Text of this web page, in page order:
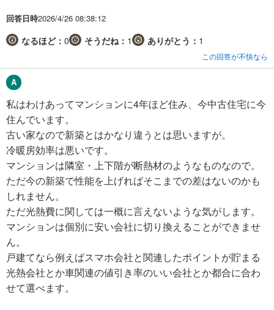
回答日時2026/4/26 08:38:12
なるほど： 0 そうだね： 1 ありがとう： 1
この回答が不快なら
私はわけあってマンションに4年ほど住み、今中古住宅に今
住んでいます。
古い家なので新築とはかなり違うとは思いますが。
冷暖房効率は悪いです。
マンションは隣室・上下階が断熱材のようなものなので。
ただ今の新築で性能を上げればそこまでの差はないのかも
しれません。
ただ光熱費に関しては一概に言えないような気がします。
マンションは個別に安い会社に切り換えることができませ
ん。
戸建てなら例えばスマホ会社と関連したポイントが貯まる
光熱会社とか車関連の値引き率のいい会社とか都合に合わ
せて選べます。